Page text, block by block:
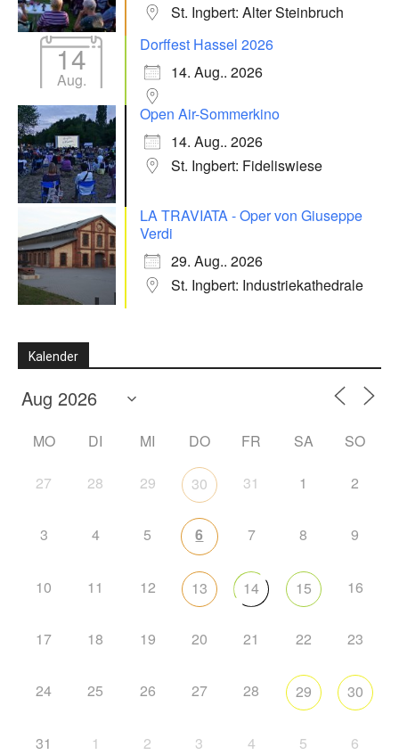
St. Ingbert: Alter Steinbruch
14
Aug.
Dorffest Hassel 2026
14. Aug.. 2026
Open Air-Sommerkino
14. Aug.. 2026
St. Ingbert: Fideliswiese
LA TRAVIATA - Oper von Giuseppe
Verdi
29. Aug.. 2026
St. Ingbert: Industriekathedrale
Kalender
MO DI MI DO FR SA SO
27 28 29 30 31 1 2
3 4 5 6 7 8 9
10 11 12 13 14 15 16
17 18 19 20 21 22 23
24 25 26 27 28 29 30
31 1 2 3 4 5 6